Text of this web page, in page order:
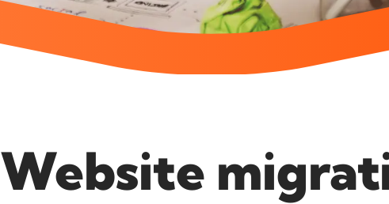
Website